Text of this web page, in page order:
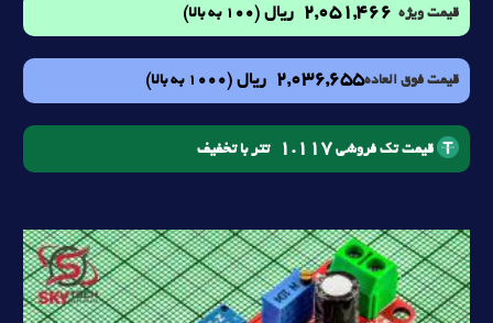
قیمت ویژه 2,051,466 ریال (100 به بالا)
قیمت فوق العاده2,036,655 ریال (1000 به بالا)
قیمت تک فروشی 1.117 تتر با تخفیف